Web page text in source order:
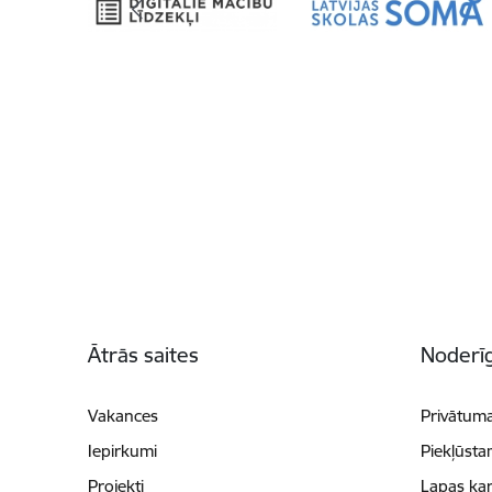
Ātrās saites
Vakances
Iepirkumi
Projekti
Lapas